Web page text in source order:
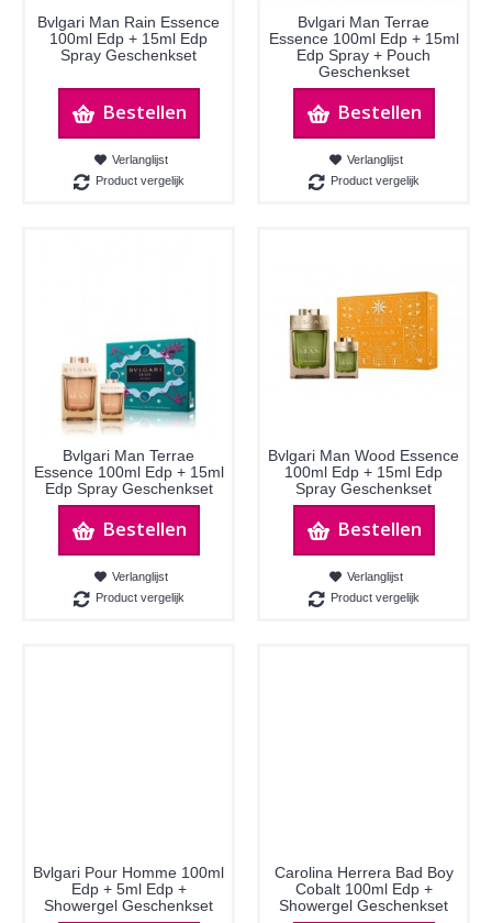
Bvlgari Man Rain Essence
100ml Edp + 15ml Edp
Spray Geschenkset
Bestellen
Verlanglijst
Product vergelijk
Bvlgari Man Terrae
Essence 100ml Edp + 15ml
Edp Spray + Pouch
Geschenkset
Bestellen
Verlanglijst
Product vergelijk
Bvlgari Man Terrae
Essence 100ml Edp + 15ml
Edp Spray Geschenkset
Bestellen
Verlanglijst
Product vergelijk
Bvlgari Man Wood Essence
100ml Edp + 15ml Edp
Spray Geschenkset
Bestellen
Verlanglijst
Product vergelijk
Bvlgari Pour Homme 100ml
Edp + 5ml Edp +
Showergel Geschenkset
Carolina Herrera Bad Boy
Cobalt 100ml Edp +
Showergel Geschenkset